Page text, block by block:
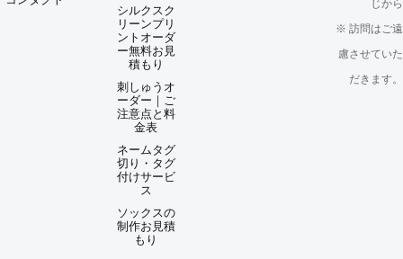
シルクスク
リーンプリ
ントオーダ
ー無料お見
積もり
刺しゅうオ
ーダー｜ご
注意点と料
金表
ネームタグ
切り・タグ
付けサービ
ス
ソックスの
制作お見積
もり
じから
※ 訪問はご遠
慮させていた
だきます。